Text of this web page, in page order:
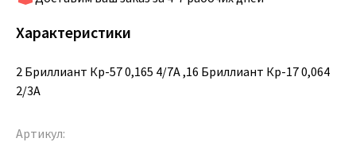
Характеристики
2 Бриллиант Кр-57 0,165 4/7А ,16 Бриллиант Кр-17 0,064
2/3А
Артикул: